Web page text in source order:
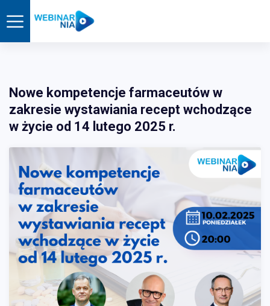
Nowe kompetencje farmaceutów w
zakresie wystawiania recept wchodzące
w życie od 14 lutego 2025 r.